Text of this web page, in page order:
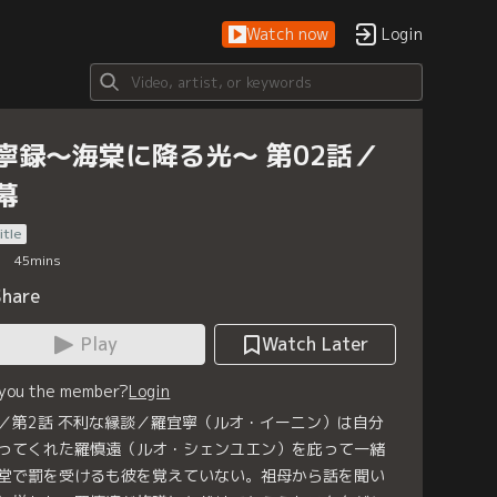
Watch now Login
録～海棠に降る光～ 第02話／
45mins
Play
Watch Later
the member?Login
第2話 不利な縁談／羅宜寧（ルオ・イーニン）は自分
てくれた羅慎遠（ルオ・シェンユエン）を庇って一緒
で罰を受けるも彼を覚えていない。祖母から話を聞い